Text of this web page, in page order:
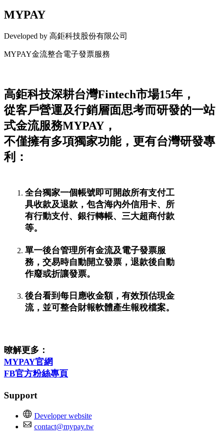
MYPAY
Developed by 高鉅科技股份有限公司
MYPAY金流整合電子發票服務
高鉅科技深耕台灣Fintech市場15年，
從客戶營運及行銷層面思考而研發的一站
式金流服務MYPAY，
不僅擁有多項獨家功能，更有台灣研發專
利：
全台獨家一個帳號即可開啟所有支付工
具收款及退款，包含海內外信用卡、所
有行動支付、銀行轉帳、三大超商付款
等。
單一後台管理所有金流及電子發票服
務，交易時自動開立發票，退款後自動
作廢或折讓發票。
後台看到每日應收金額，有效預估現金
流，並可整合財報軟體產生報稅檔案。
暸解更多：
MYPAY官網
FB官方粉絲專頁
Support
Developer website
contact@mypay.tw